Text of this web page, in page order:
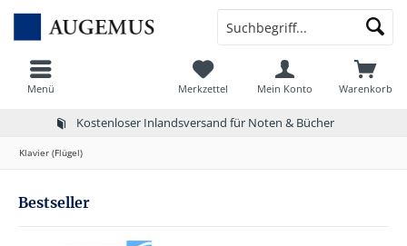
Kostenloser Inlandsversand für Noten & Bücher
Menü Warenkorb
Merkzettel Mein Konto
Klavier (Flügel)
Bestseller